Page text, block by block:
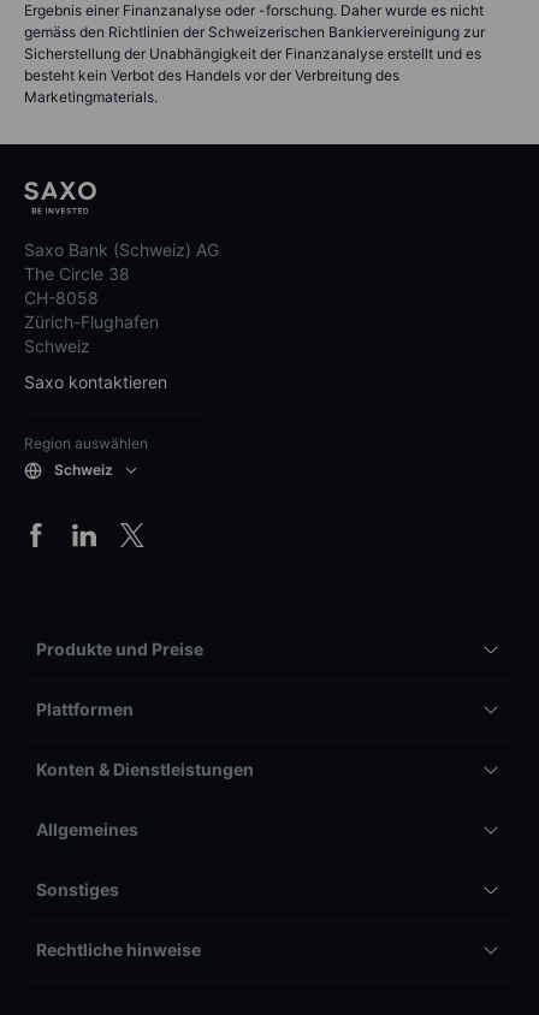
Ergebnis einer Finanzanalyse oder -forschung. Daher wurde es nicht
gemäss den Richtlinien der Schweizerischen Bankiervereinigung zur
Sicherstellung der Unabhängigkeit der Finanzanalyse erstellt und es
besteht kein Verbot des Handels vor der Verbreitung des
Marketingmaterials.
Saxo Bank (Schweiz) AG
The Circle 38
CH-8058
Zürich-Flughafen
Schweiz
Saxo kontaktieren
Region auswählen
Schweiz
Produkte und Preise
Plattformen
Konten & Dienstleistungen
Allgemeines
Sonstiges
Rechtliche hinweise